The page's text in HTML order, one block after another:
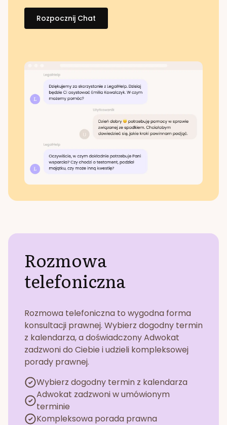
Rozpocznij Chat
Rozmowa
telefoniczna
Rozmowa telefoniczna to wygodna forma
konsultacji prawnej. Wybierz dogodny termin
z kalendarza, a doświadczony Adwokat
zadzwoni do Ciebie i udzieli kompleksowej
porady prawnej.
Wybierz dogodny termin z kalendarza
Adwokat zadzwoni w umówionym
terminie
Kompleksowa porada prawna